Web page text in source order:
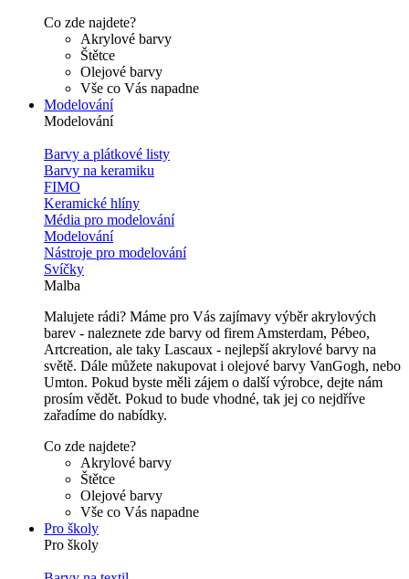
Co zde najdete?
Akrylové barvy
Štětce
Olejové barvy
Vše co Vás napadne
Modelování
Modelování
Barvy a plátkové listy
Barvy na keramiku
FIMO
Keramické hlíny
Média pro modelování
Modelování
Nástroje pro modelování
Svíčky
Malba
Malujete rádi? Máme pro Vás zajímavy výběr akrylových
barev - naleznete zde barvy od firem Amsterdam, Pébeo,
Artcreation, ale taky Lascaux - nejlepší akrylové barvy na
světě. Dále můžete nakupovat i olejové barvy VanGogh, nebo
Umton. Pokud byste měli zájem o další výrobce, dejte nám
prosím vědět. Pokud to bude vhodné, tak jej co nejdříve
zařadíme do nabídky.
Co zde najdete?
Akrylové barvy
Štětce
Olejové barvy
Vše co Vás napadne
Pro školy
Pro školy